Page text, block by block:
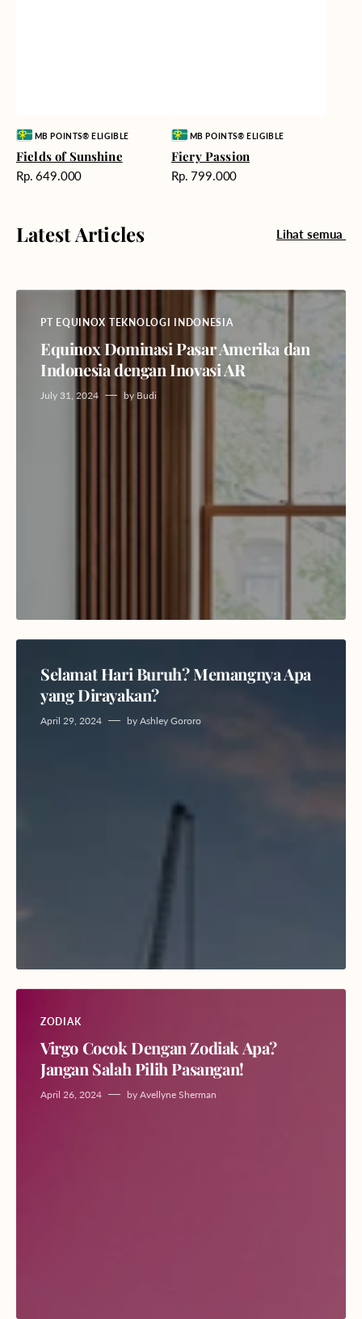
Vendor:MB POINTS® ELIGIBLE
Fields of Sunshine
Harga
Rp. 649.000
Vendor:MB POINTS® ELIGIBLE
Fiery Passion
Harga
Rp. 799.000
Latest Articles Lihat semua
PT EQUINOX TEKNOLOGI INDONESIA
Equinox Dominasi Pasar Amerika dan
Indonesia dengan Inovasi AR
July 31, 2024 by Budi
Selamat Hari Buruh? Memangnya Apa
yang Dirayakan?
April 29, 2024 by Ashley Gororo
ZODIAK
Virgo Cocok Dengan Zodiak Apa?
Jangan Salah Pilih Pasangan!
April 26, 2024 by Avellyne Sherman